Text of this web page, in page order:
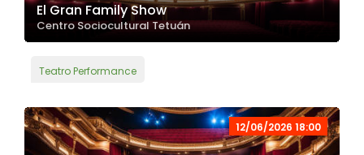
El Gran Family Show
Centro Sociocultural Tetuán
Teatro Performance
12/06/2026 18:00